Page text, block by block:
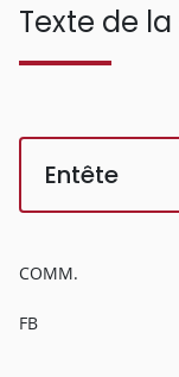
Texte de la
Entête
COMM.
FB